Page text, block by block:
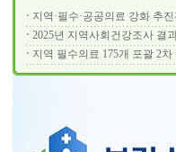
지역·필수·공공의료 강화 추
2025년 지역사회건강조사 결
지역 필수의료 175개 포괄 2